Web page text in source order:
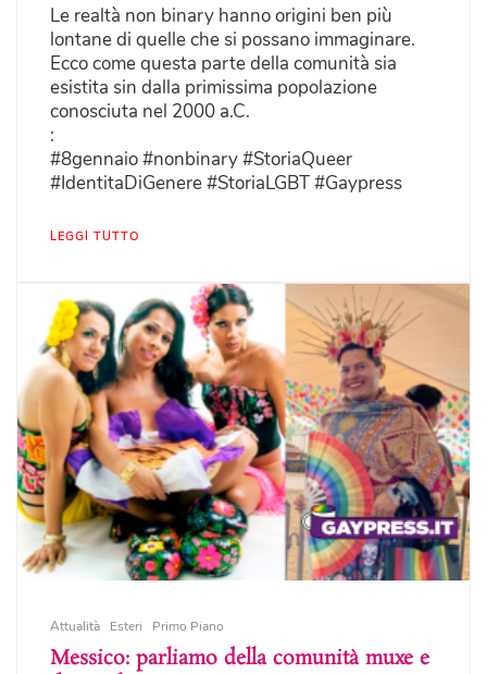
Le realtà non binary hanno origini ben più
lontane di quelle che si possano immaginare.
Ecco come questa parte della comunità sia
esistita sin dalla primissima popolazione
conosciuta nel 2000 a.C.
:
#8gennaio #nonbinary #StoriaQueer
#IdentitaDiGenere #StoriaLGBT #Gaypress
LEGGI TUTTO
Attualità Esteri Primo Piano
Messico: parliamo della comunità muxe e